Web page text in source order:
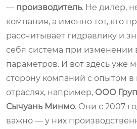
— производитель. Не дилер,
компания, а именно тот, кто
рассчитывает гидравлику и
себя система при изменении
параметров. И вот здесь уже
сторону компаний с опытом в
отраслях, например, ООО
Сычуань Минмо. Они с 2007
важно — у них